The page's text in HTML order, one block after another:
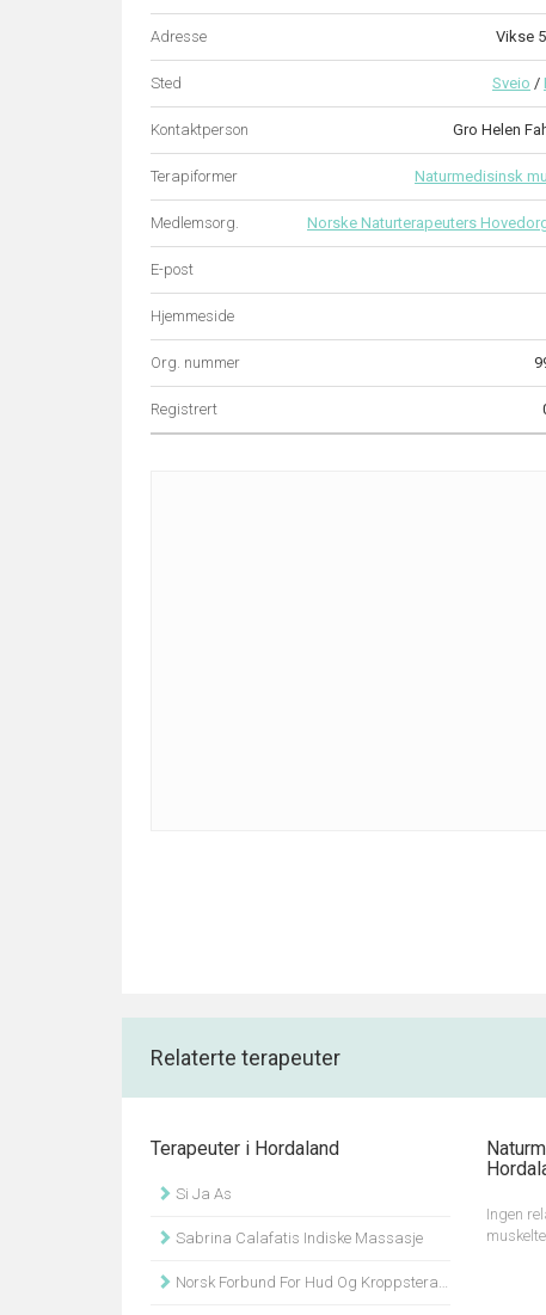
Adresse Vikse
Sted Sveio /
Kontaktperson Gro Helen
Terapiformer Naturmedisinsk
Medlemsorg. Norske Naturterapeuters
E-post
Hjemmeside
Org. nummer
Registrert
Relaterte terapeuter
Terapeuter i Hordaland
Si Ja As
Sabrina Calafatis Indiske Massasje
Norsk Forbund For Hud Og Kroppsterapi
Ingen